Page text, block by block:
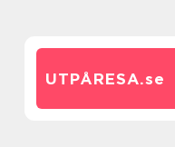
UTPÅRESA.se